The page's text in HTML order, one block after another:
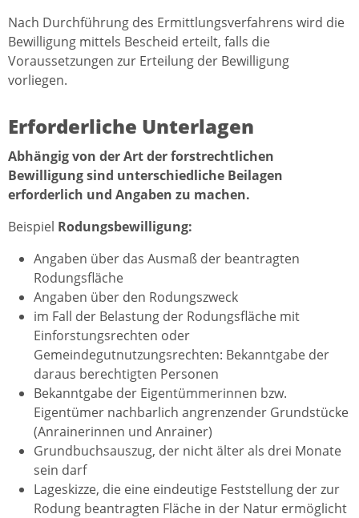
Nach Durchführung des Ermittlungsverfahrens wird die
Bewilligung mittels Bescheid erteilt, falls die
Voraussetzungen zur Erteilung der Bewilligung
vorliegen.
Erforderliche Unterlagen
Abhängig von der Art der forstrechtlichen
Bewilligung sind unterschiedliche Beilagen
erforderlich und Angaben zu machen.
Beispiel Rodungsbewilligung:
Angaben über das Ausmaß der beantragten
Rodungsfläche
Angaben über den Rodungszweck
im Fall der Belastung der Rodungsfläche mit
Einforstungsrechten oder
Gemeindegutnutzungsrechten: Bekanntgabe der
daraus berechtigten Personen
Bekanntgabe der Eigentümmerinnen bzw.
Eigentümer nachbarlich angrenzender Grundstücke
(Anrainerinnen und Anrainer)
Grundbuchsauszug, der nicht älter als drei Monate
sein darf
Lageskizze, die eine eindeutige Feststellung der zur
Rodung beantragten Fläche in der Natur ermöglicht